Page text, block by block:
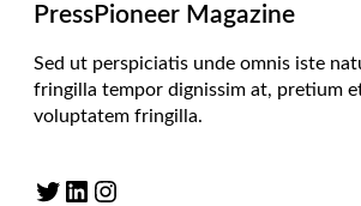
PressPioneer Magazine
Sed ut perspiciatis unde omnis iste
fringilla tempor dignissim at, pretium
voluptatem fringilla.
Twitter LinkedIn Instagram